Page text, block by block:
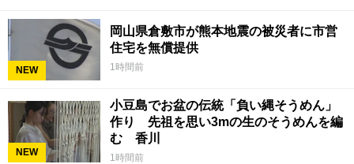
NEW
岡山県倉敷市が熊本地震の被災者に市営
住宅を無償提供
1時間前
NEW
小豆島でお盆の伝統「負い縄そうめん」
作り 先祖を思い3mの生のそうめんを編
む 香川
1時間前